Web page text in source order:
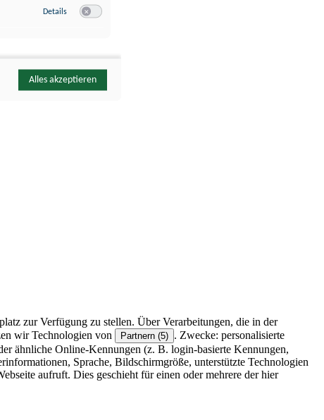
zur Verfügung zu stellen. Über Verarbeitungen, die in der
wir Technologien von Partnern (5) . Zwecke: personalisierte
ähnliche Online-Kennungen (z. B. login-basierte Kennungen,
Sprache, Bildschirmgröße, unterstützte Technologien
aufruft. Dies geschieht für einen oder mehrere der hier
Details zu YouTube
Alles akzeptieren